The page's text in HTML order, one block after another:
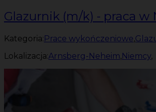
Glazurnik (m/k) - praca w
Kategoria:Prace wykończeniowe,
Lokalizacja:Arnsberg-Neheim,Niemcy,